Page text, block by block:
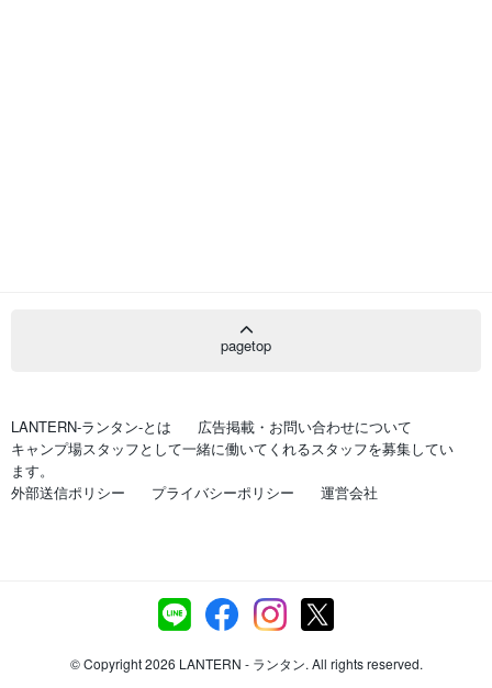
pagetop
LANTERN-ランタン-とは
広告掲載・お問い合わせについて
キャンプ場スタッフとして一緒に働いてくれるスタッフを募集してい
ます。
外部送信ポリシー
プライバシーポリシー 運営会社
© Copyright 2026 LANTERN - ランタン. All rights reserved.